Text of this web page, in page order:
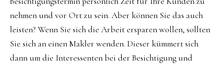
nehmen und vor Ort zu sein. Aber können Sie das auch
leisten? Wenn Sie sich die Arbeit ersparen wollen, sollten
Sie sich an einen Makler wenden. Dieser kümmert sich
dann um die Interessenten bei der Besichtigung und